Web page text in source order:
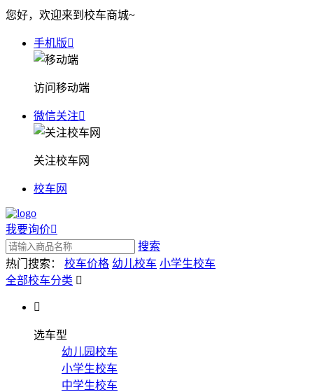
您好，欢迎来到校车商城~
手机版
访问移动端
微信关注
关注校车网
校车网
我要询价
搜索
热门搜索： 校车价格 幼儿校车 小学生校车
全部校车分类 

选车型
幼儿园校车
小学生校车
中学生校车